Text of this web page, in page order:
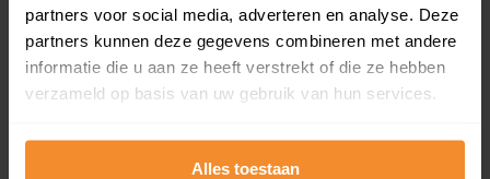
partners voor social media, adverteren en analyse. Deze
partners kunnen deze gegevens combineren met andere
informatie die u aan ze heeft verstrekt of die ze hebben
verzameld op basis van uw gebruik van hun services.
Alles toestaan
Bouwjaar